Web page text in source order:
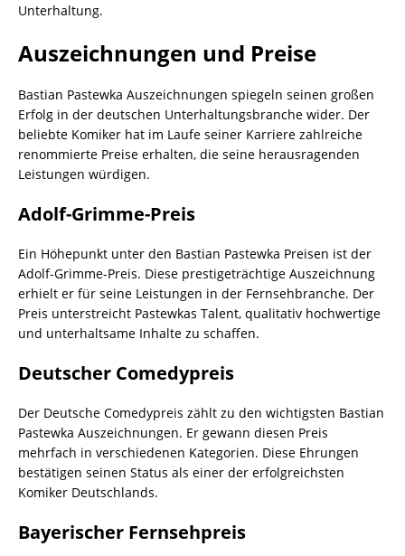
Unterhaltung.
Auszeichnungen und Preise
Bastian Pastewka Auszeichnungen spiegeln seinen großen
Erfolg in der deutschen Unterhaltungsbranche wider. Der
beliebte Komiker hat im Laufe seiner Karriere zahlreiche
renommierte Preise erhalten, die seine herausragenden
Leistungen würdigen.
Adolf-Grimme-Preis
Ein Höhepunkt unter den Bastian Pastewka Preisen ist der
Adolf-Grimme-Preis. Diese prestigeträchtige Auszeichnung
erhielt er für seine Leistungen in der Fernsehbranche. Der
Preis unterstreicht Pastewkas Talent, qualitativ hochwertige
und unterhaltsame Inhalte zu schaffen.
Deutscher Comedypreis
Der Deutsche Comedypreis zählt zu den wichtigsten Bastian
Pastewka Auszeichnungen. Er gewann diesen Preis
mehrfach in verschiedenen Kategorien. Diese Ehrungen
bestätigen seinen Status als einer der erfolgreichsten
Komiker Deutschlands.
Bayerischer Fernsehpreis